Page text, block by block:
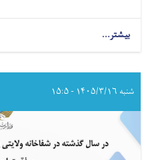
بیشتر...
در
گذشته
در
(۴۷۲۴)
شنبه ۱۴۰۵/۳/۱۶ - ۱۵:۵